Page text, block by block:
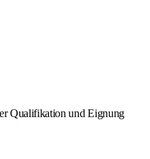
Qualifikation und Eignung